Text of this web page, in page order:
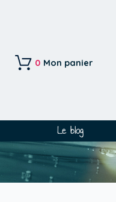
0 Mon panier
Le blog